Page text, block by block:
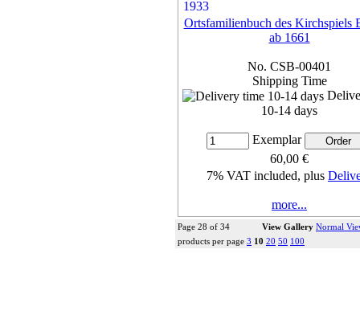
Ortsfamilienbuch des Kirchspiels
ab 1661
No. CSB-00401
Shipping Time
10-14 days
Exemplar
60,00 €
7% VAT included, plus
more...
Page 28 of 34 View Gallery Normal
products per page 3 10 20 50 100